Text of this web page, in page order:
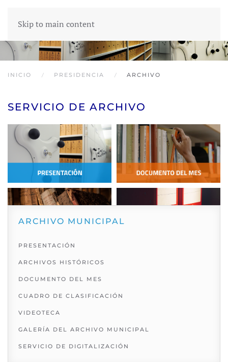
Skip to main content
INICIO PRESIDENCIA ARCHIVO
SERVICIO DE ARCHIVO
ARCHIVO MUNICIPAL
PRESENTACIÓN
ARCHIVOS HISTÓRICOS
DOCUMENTO DEL MES
CUADRO DE CLASIFICACIÓN
VIDEOTECA
GALERÍA DEL ARCHIVO MUNICIPAL
SERVICIO DE DIGITALIZACIÓN